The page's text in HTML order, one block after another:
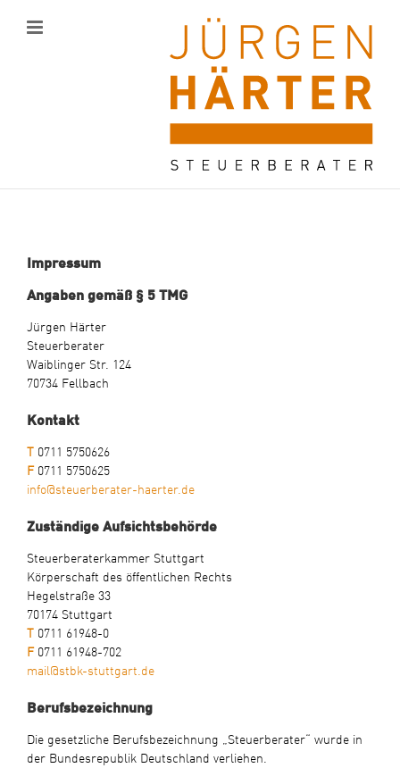
Inhalt
Impressum
Angaben gemäß § 5 TMG
Jürgen Härter
Steuerberater
Waiblinger Str. 124
70734 Fellbach
Kontakt
T 0711 5750626
F0711 5750625
info@steuerberater-haerter.de
Zuständige Aufsichtsbehörde
Steuerberaterkammer Stuttgart
Körperschaft des öffentlichen Rechts
Hegelstraße 33
70174 Stuttgart
T 0711 61948-0
F0711 61948-702
mail@stbk-stuttgart.de
Berufsbezeichnung
Die gesetzliche Berufsbezeichnung „Steuerberater“ wurde in
der Bundesrepublik Deutschland verliehen.